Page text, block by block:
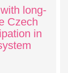
long-
Czech
in